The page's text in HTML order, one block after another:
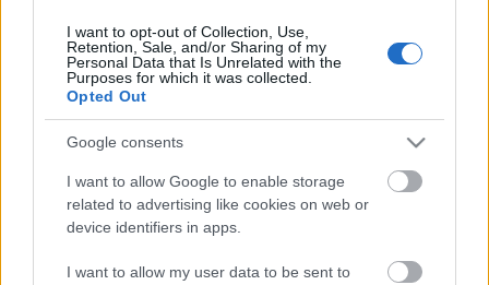
I want to opt-out of Collection, Use,
Retention, Sale, and/or Sharing of my
Personal Data that Is Unrelated with the
Purposes for which it was collected.
Opted Out
Google consents
I want to allow Google to enable storage
related to advertising like cookies on web or
device identifiers in apps.
I want to allow my user data to be sent to
HIRDETÉS